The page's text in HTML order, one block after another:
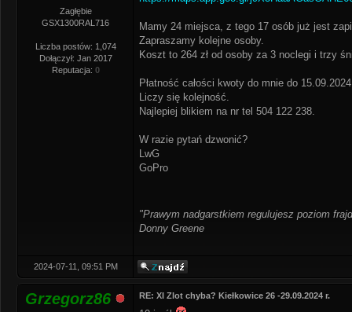
Zagłębie
GSX1300RAL716
Liczba postów: 1,074
Dołączył: Jan 2017
Reputacja: 0
Mamy 24 miejsca, z tego 17 osób już jest
Zapraszamy kolejne osoby.
Koszt to 264 zł od osoby za 3 noclegi i trzy
Płatność całości kwoty do mnie do
Liczy się kolejność.
Najlepiej blikiem na nr tel 504 122 238.
W razie pytań dzwonić?
LwG
GoPro
"Prawym nadgarstkiem regulujesz poziom
Donny Greene
2024-07-11, 09:51 PM
Grzegorz86 RE: XI Zlot chyba? Kiełkowice 26 -29.09.2024 r.